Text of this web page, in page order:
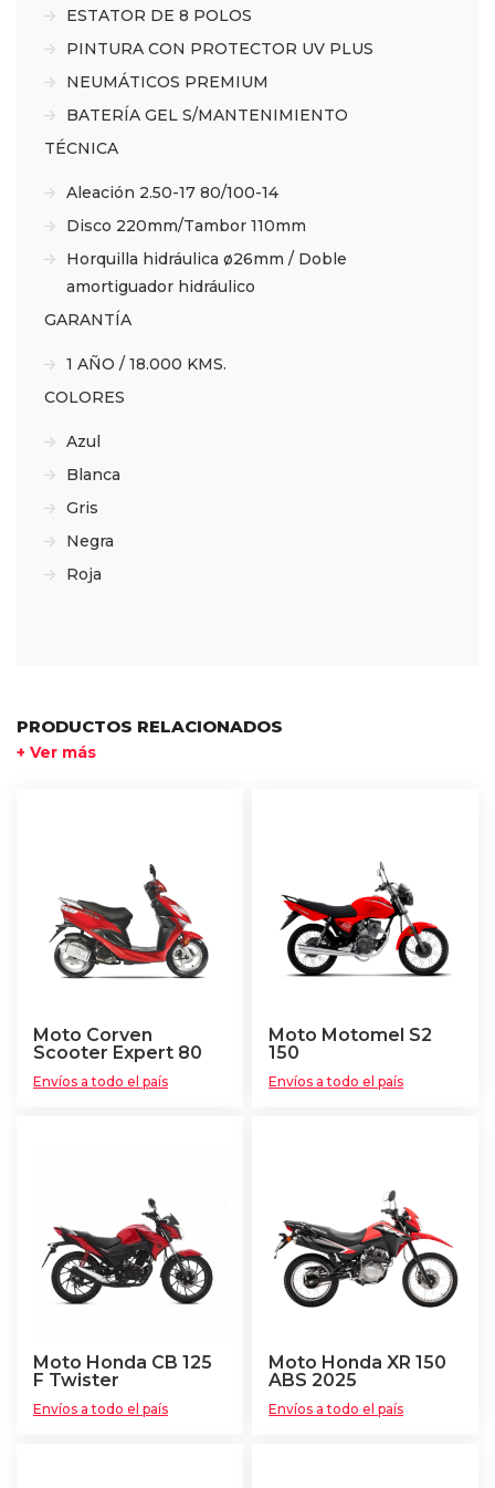
ESTATOR DE 8 POLOS
PINTURA CON PROTECTOR UV PLUS
NEUMÁTICOS PREMIUM
BATERÍA GEL S/MANTENIMIENTO
TÉCNICA
Aleación 2.50-17 80/100-14
Disco 220mm/Tambor 110mm
Horquilla hidráulica ø26mm / Doble
amortiguador hidráulico
GARANTÍA
1 AÑO / 18.000 KMS.
COLORES
Azul
Blanca
Gris
Negra
Roja
PRODUCTOS RELACIONADOS
+ Ver más
Moto Corven
Scooter Expert 80
Envíos a todo el país
Moto Motomel S2
150
Envíos a todo el país
Moto Honda CB 125
F Twister
Envíos a todo el país
Moto Honda XR 150
ABS 2025
Envíos a todo el país